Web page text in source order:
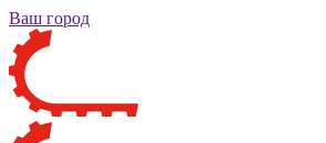
Ваш город